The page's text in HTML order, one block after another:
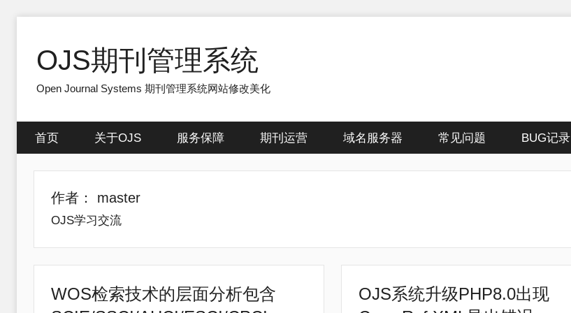
OJS期刊管理系统
Open Journal Systems 期刊管理系统网站修改美化
首页 关于OJS 服务保障 期刊运营 域名服务器 常见问题 BUG记录
作者： master
OJS学习交流
WOS检索技术的层面分析包含
OJS系统升级PHP8.0出现